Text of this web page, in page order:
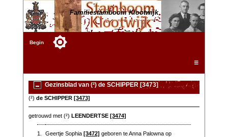
Familiestamboom Klootwijk
Begin
☰
Gezinsblad van (²) de SCHIPPER [3473]
(²) de SCHIPPER [3473]
getrouwd met (²) LEENDERTSE [3474]
1. Geertje Sophia[3472] geboren te Anna Palowna op